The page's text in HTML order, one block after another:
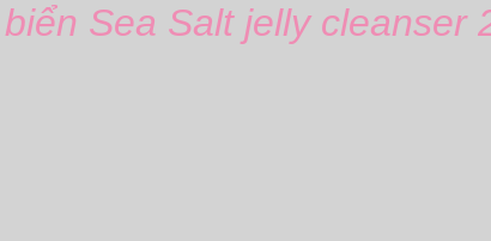
Sea Salt jelly cleanser